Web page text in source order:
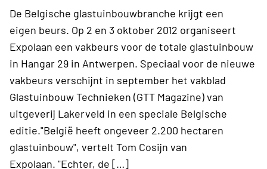
De Belgische glastuinbouwbranche krijgt een
eigen beurs. Op 2 en 3 oktober 2012 organiseert
Expolaan een vakbeurs voor de totale glastuinbouw
in Hangar 29 in Antwerpen. Speciaal voor de nieuwe
vakbeurs verschijnt in september het vakblad
Glastuinbouw Technieken (GTT Magazine) van
uitgeverij Lakerveld in een speciale Belgische
editie."België heeft ongeveer 2.200 hectaren
glastuinbouw", vertelt Tom Cosijn van
Expolaan. "Echter, de […]